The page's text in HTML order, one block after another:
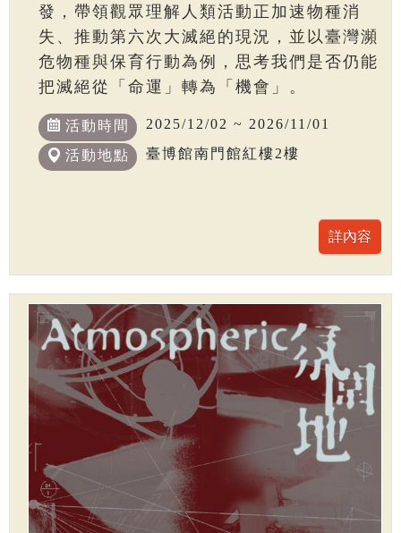
發，帶領觀眾理解人類活動正加速物種消
失、推動第六次大滅絕的現況，並以臺灣瀕
危物種與保育行動為例，思考我們是否仍能
把滅絕從「命運」轉為「機會」。
活動時間 2025/12/02 ~ 2026/11/01
活動地點 臺博館南門館紅樓2樓